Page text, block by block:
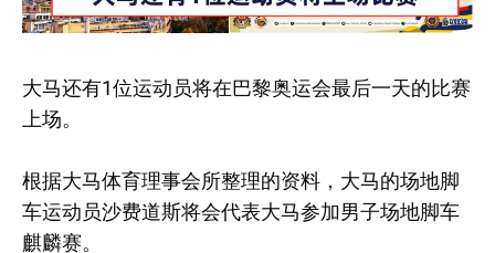
大马还有1位运动员将在巴黎奥运会最后一天的比赛
上场。
根据大马体育理事会所整理的资料，大马的场地脚
车运动员沙费道斯将会代表大马参加男子场地脚车
麒麟赛。